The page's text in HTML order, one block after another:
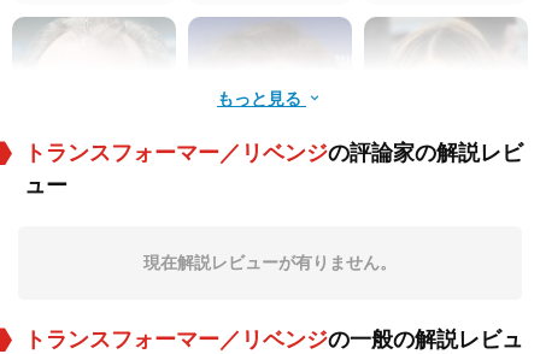
ケビン・ダン
トウィッキー
もっと見る
トランスフォーマー／リベンジの評論家の解説レビ
ュー
現在解説レビューが有りません。
トランスフォーマー／リベンジの一般の解説レビュ